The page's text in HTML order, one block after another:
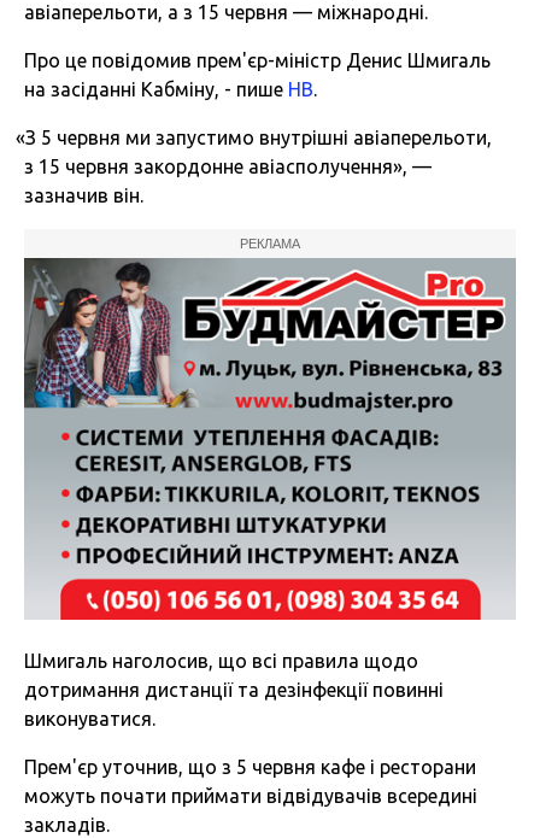
авіаперельоти, а з 15 червня — міжнародні.
Про це повідомив прем'єр-міністр Денис Шмигаль
на засіданні Кабміну, - пише НВ.
«З 5 червня ми запустимо внутрішні авіаперельоти,
з 15 червня закордонне авіасполучення», —
зазначив він.
РЕКЛАМА
Шмигаль наголосив, що всі правила щодо
дотримання дистанції та дезінфекції повинні
виконуватися.
Прем'єр уточнив, що з 5 червня кафе і ресторани
можуть почати приймати відвідувачів всередині
закладів.